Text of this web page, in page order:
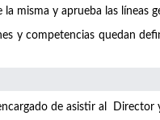
misma y aprueba las líneas
y competencias quedan
de asistir al Director